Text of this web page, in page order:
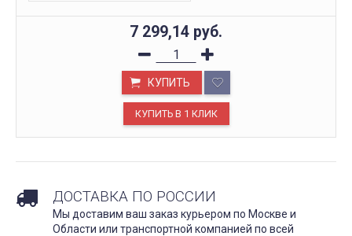
7 299,14 руб.
КУПИТЬ
ДОСТАВКА ПО РОССИИ
Мы доставим ваш заказ курьером по Москве и
Области или транспортной компанией по всей